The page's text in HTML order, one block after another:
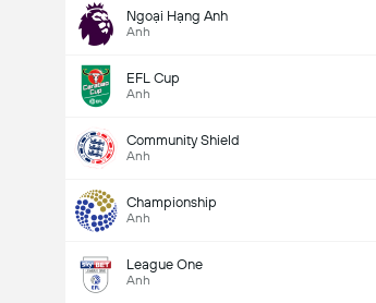
Ngoại Hạng Anh
Anh
EFL Cup
Anh
Community Shield
Anh
Championship
Anh
League One
Anh